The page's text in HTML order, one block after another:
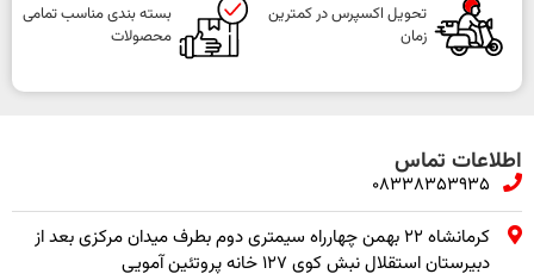
تحویل اکسپرس در کمترین
زمان
بسته بندی مناسب تمامی
محصولات
اطلاعات تماس
08338353935
کرمانشاه ۲۲ بهمن چهارراه سیمتری دوم بطرف میدان مرکزی بعد از
دبیرستان استقلال نبش کوی ۱۲۷ خانه پروتئین آمویی